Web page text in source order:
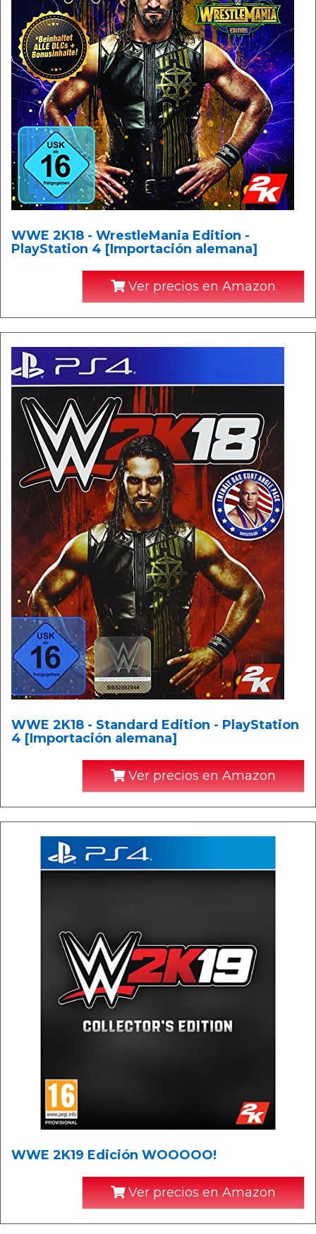
WWE 2K18 - WrestleMania Edition -
PlayStation 4 [Importación alemana]
Ver precios en Amazon
WWE 2K18 - Standard Edition - PlayStation
4 [Importación alemana]
Ver precios en Amazon
WWE 2K19 Edición WOOOOO!
Ver precios en Amazon